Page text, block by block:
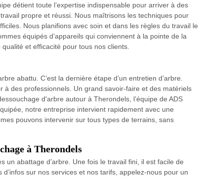
détient toute l’expertise indispensable pour arriver à des
propre et réussi. Nous maîtrisons les techniques pour
Nous planifions avec soin et dans les règles du travail le
équipés d’appareils qui conviennent à la pointe de la
et efficacité pour tous nos clients.
abattu. C’est la dernière étape d’un entretien d’arbre.
à des professionnels. Un grand savoir-faire et des matériels
d'arbre autour à Therondels, l’équipe de ADS
notre entreprise intervient rapidement avec une
pouvons intervenir sur tous types de terrains, sans
à Therondels
un abattage d’arbre. Une fois le travail fini, il est facile de
sur nos services et nos tarifs, appelez-nous pour un